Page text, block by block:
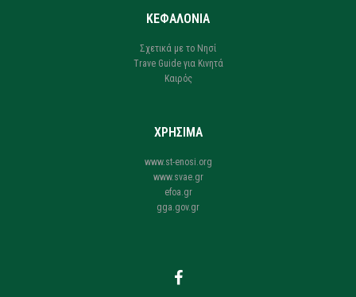
ΚΕΦΑΛΟΝΙΑ
Σχετικά με το Νησί
Trave Guide για Κινητά
Καιρός
ΧΡΗΣΙΜΑ
www.st-enosi.org
www.svae.gr
efoa.gr
gga.gov.gr